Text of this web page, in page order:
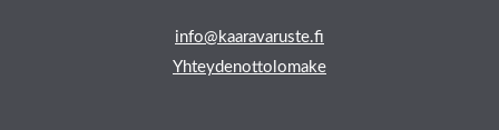
info@kaaravaruste.fi
Yhteydenottolomake